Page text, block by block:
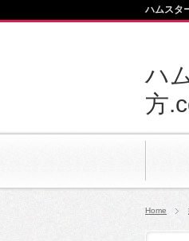
ハ
方
ハムスタ
Home